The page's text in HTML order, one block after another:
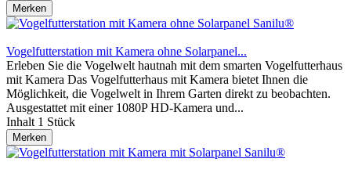
Merken
Vogelfutterstation mit Kamera ohne Solarpanel...
Erleben Sie die Vogelwelt hautnah mit dem smarten Vogelfutterhaus
mit Kamera Das Vogelfutterhaus mit Kamera bietet Ihnen die
Möglichkeit, die Vogelwelt in Ihrem Garten direkt zu beobachten.
Ausgestattet mit einer 1080P HD-Kamera und...
Inhalt 1 Stück
Merken